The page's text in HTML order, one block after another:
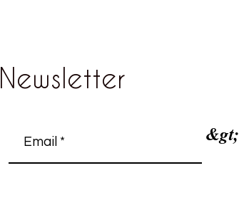
Newsletter
&gt;